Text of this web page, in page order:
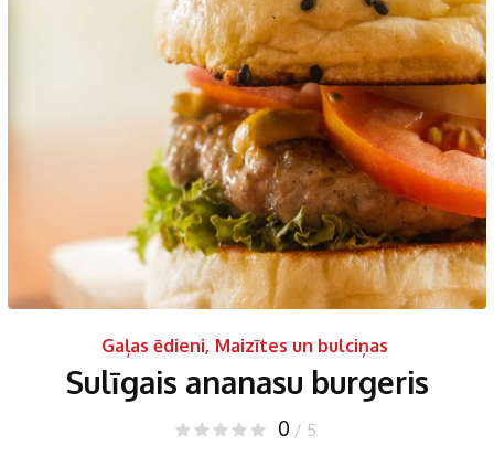
Gaļas ēdieni, Maizītes un bulciņas
Sulīgais ananasu burgeris
0 / 5